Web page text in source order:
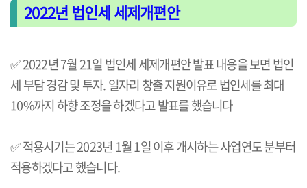
2022년 법인세 세제개편안
✅ 2022년 7월 21일 법인세 세제개편안 발표 내용을 보면 법인
세 부담 경감 및 투자. 일자리 창출 지원이유로 법인세를 최대
10%까지 하향 조정을 하겠다고 발표를 했습니다
✅적용시기는 2023년 1월 1일 이후 개시하는 사업연도 분부터
적용하겠다고 했습니다.